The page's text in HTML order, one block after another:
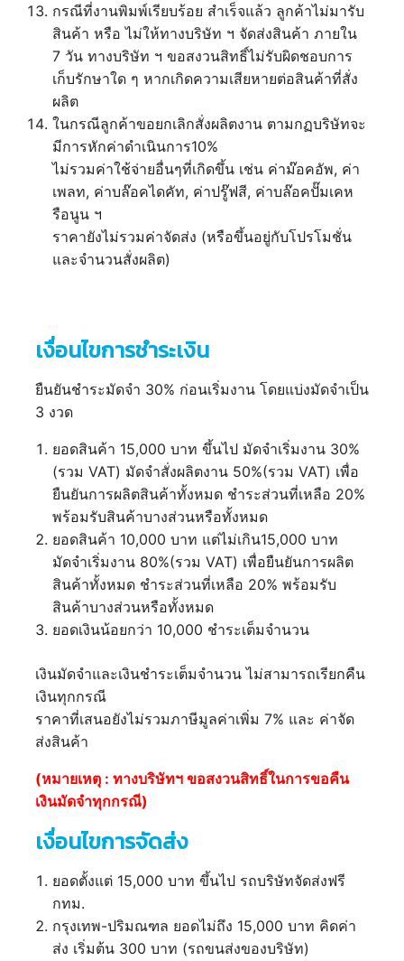
กรณีที่งานพิมพ์เรียบร้อย สำเร็จแล้ว ลูกค้าไม่มารับ
สินค้า หรือ ไม่ให้ทางบริษัท ฯ จัดส่งสินค้า ภายใน
7 วัน ทางบริษัท ฯ ขอสงวนสิทธิ์ไม่รับผิดชอบการ
เก็บรักษาใด ๆ หากเกิดความเสียหายต่อสินค้าที่สั่ง
ผลิต
ในกรณีลูกค้าขอยกเลิกสั่งผลิตงาน ตามกฏบริษัทจะ
มีการหักค่าดำเนินการ10%
ไม่รวมค่าใช้จ่ายอื่นๆที่เกิดขึ้น เช่น ค่าม๊อคอัพ, ค่า
เพลท, ค่าบล๊อคไดคัท, ค่าปรู๊ฟสี, ค่าบล๊อคปั๊มเคห
รือนูน ฯ
ราคายังไม่รวมค่าจัดส่ง (หรือขึ้นอยู่กับโปรโมชั่น
และจำนวนสั่งผลิต)
เงื่อนไขการชำระเงิน
ยืนยันชำระมัดจำ 30% ก่อนเริ่มงาน โดยแบ่งมัดจำเป็น
3 งวด
ยอดสินค้า 15,000 บาท ขึ้นไป มัดจำเริ่มงาน 30%
(รวม VAT) มัดจำสั่งผลิตงาน 50%(รวม VAT) เพื่อ
ยืนยันการผลิตสินค้าทั้งหมด ชำระส่วนที่เหลือ 20%
พร้อมรับสินค้าบางส่วนหรือทั้งหมด
ยอดสินค้า 10,000 บาท แต่ไม่เกิน15,000 บาท
มัดจำเริ่มงาน 80%(รวม VAT) เพื่อยืนยันการผลิต
สินค้าทั้งหมด ชำระส่วนที่เหลือ 20% พร้อมรับ
สินค้าบางส่วนหรือทั้งหมด
ยอดเงินน้อยกว่า 10,000 ชำระเต็มจำนวน
เงินมัดจำและเงินชำระเต็มจำนวน ไม่สามารถเรียกคืน
เงินทุกกรณี
ราคาที่เสนอยังไม่รวมภาษีมูลค่าเพิ่ม 7% และ ค่าจัด
ส่งสินค้า
(หมายเหตุ : ทางบริษัทฯ ขอสงวนสิทธิ์ในการขอคืน
เงินมัดจำทุกกรณี)
เงื่อนไขการจัดส่ง
ยอดตั้งแต่ 15,000 บาท ขึ้นไป รถบริษัทจัดส่งฟรี
กทม.
กรุงเทพ-ปริมณฑล ยอดไม่ถึง 15,000 บาท คิดค่า
ส่ง เริ่มต้น 300 บาท (รถขนส่งของบริษัท)